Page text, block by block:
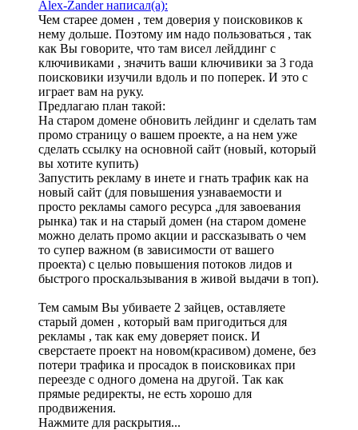
Alex-Zander написал(а):
Чем старее домен , тем доверия у поисковиков к
нему дольше. Поэтому им надо пользоваться , так
как Вы говорите, что там висел лейддинг с
ключивиками , значить ваши ключивики за 3 года
поисковики изучили вдоль и по поперек. И это с
играет вам на руку.
Предлагаю план такой:
На старом домене обновить лейдинг и сделать там
промо страницу о вашем проекте, а на нем уже
сделать ссылку на основной сайт (новый, который
вы хотите купить)
Запустить рекламу в инете и гнать трафик как на
новый сайт (для повышения узнаваемости и
просто рекламы самого ресурса ,для завоевания
рынка) так и на старый домен (на старом домене
можно делать промо акции и рассказывать о чем
то супер важном (в зависимости от вашего
проекта) с целью повышения потоков лидов и
быстрого проскальзывания в живой выдачи в топ).
Тем самым Вы убиваете 2 зайцев, оставляете
старый домен , который вам пригодиться для
рекламы , так как ему доверяет поиск. И
сверстаете проект на новом(красивом) домене, без
потери трафика и просадок в поисковиках при
переезде с одного домена на другой. Так как
прямые редиректы, не есть хорошо для
продвижения.
Нажмите для раскрытия...